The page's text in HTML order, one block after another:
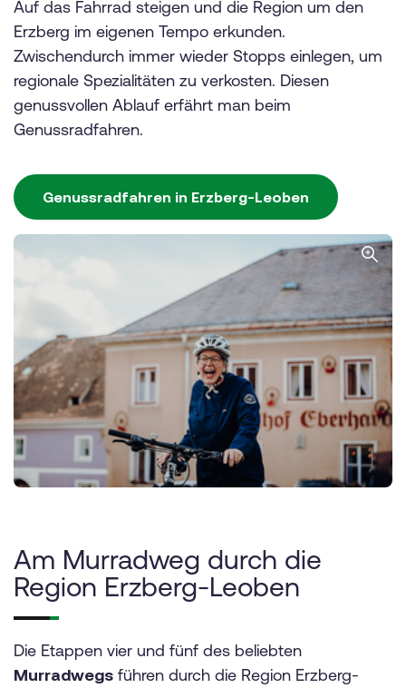
Auf das Fahrrad steigen und die Region um den
Erzberg im eigenen Tempo erkunden.
Zwischendurch immer wieder Stopps einlegen, um
regionale Spezialitäten zu verkosten. Diesen
genussvollen Ablauf erfährt man beim
Genussradfahren.
Genussradfahren in Erzberg-Leoben
Am Murradweg durch die
Region Erzberg-Leoben
Die Etappen vier und fünf des beliebten
Murradwegs führen durch die Region Erzberg-